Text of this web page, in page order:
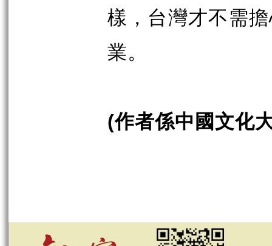
樣，台灣才不需
業。
(作者係中國文化